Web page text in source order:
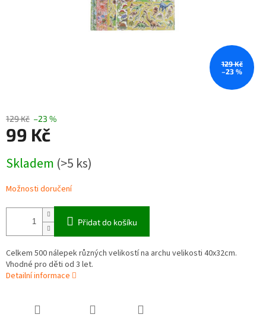
129 Kč
–23 %
129 Kč –23 %
99 Kč
cena:
Skladem (>5 ks)
Možnosti doručení
Přidat do košíku
Celkem 500 nálepek různých velikostí na archu velikosti 40x32cm.
Vhodné pro děti od 3 let.
Detailní informace